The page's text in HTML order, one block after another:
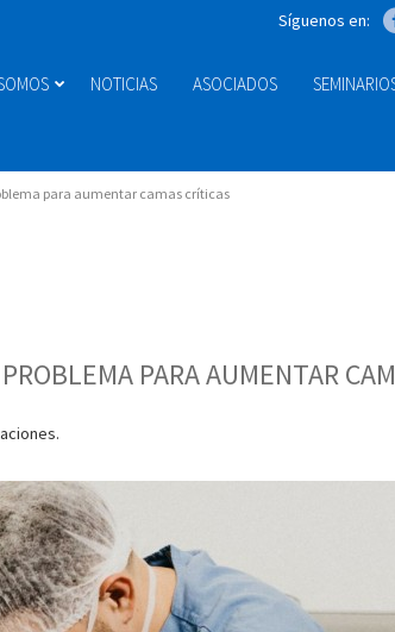
Síguenos en:
NOTICIAS ASOCIADOS
para aumentar camas críticas
PARA AUMENTAR